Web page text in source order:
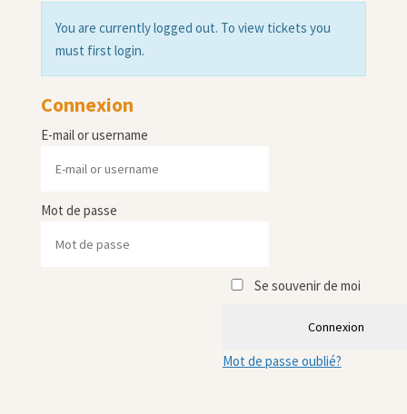
You are currently logged out. To view tickets you
must first login.
Connexion
E-mail or username
Mot de passe
Se souvenir de moi
Connexion
Mot de passe oublié?